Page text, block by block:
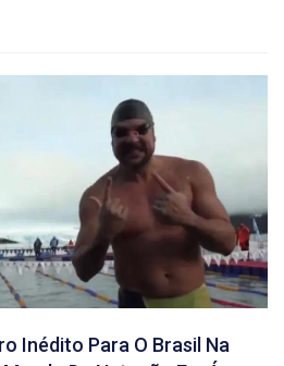
Inédito Para O Brasil Na